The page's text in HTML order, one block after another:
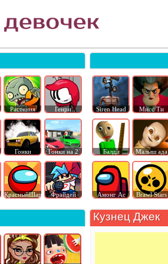
Растения Генри
Гонки Гонки на 2
КрасныйШар Фрайдей
Siren Head Мисс Ти
Балди Малыш ада
Амонг Ас Brawl Stars
Кузнец Джек